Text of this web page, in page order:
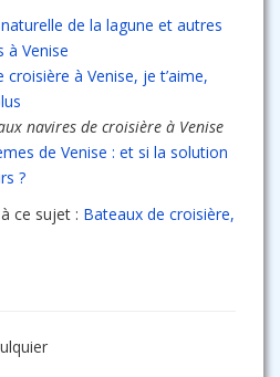
de la lagune et autres
à Venise
croisière à Venise, je t’aime,
navires de croisière à Venise
de Venise : et si la solution
?
ce sujet : Bateaux de croisière,